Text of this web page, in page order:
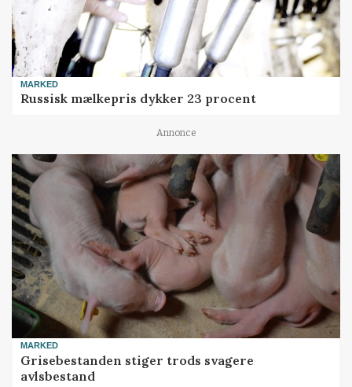
MARKED
Russisk mælkepris dykker 23 procent
Annonce
MARKED
Grisebestanden stiger trods svagere
avlsbestand